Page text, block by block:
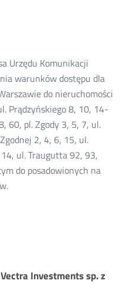
Urzędu Komunikacji
warunków dostępu dla
do nieruchomości
Prądzyńskiego 8, 10, 14-
60, pl. Zgody 3, 5, 7, ul.
2, 4, 6, 15, ul.
ul. Traugutta 92, 93,
do posadowionych na
Investments sp. z